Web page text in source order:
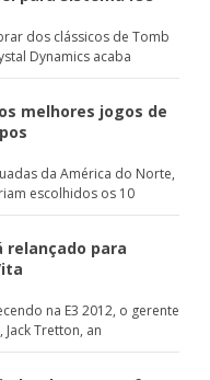
dos clássicos de Tomb
Dynamics acaba
melhores jogos de
da América do Norte,
escolhidos os 10
relançado para
na E3 2012, o gerente
Tretton, an